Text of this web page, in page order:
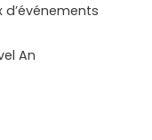
An